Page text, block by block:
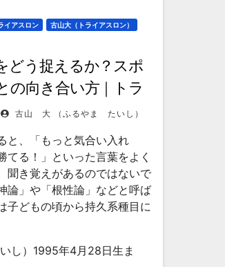
イアスロン
古山大（トライアスロン）
どう捉えるか？スポ
の向き合い方｜トラ
選手コラム
古山 大 （ふるやま たいし）
と、「もっと気合い入れ
てる！」といった言葉をよく
聞き覚えがあるのではないで
論」や「根性論」などと呼ば
子どもの頃から持久系種目に
）1995年4月28日生ま